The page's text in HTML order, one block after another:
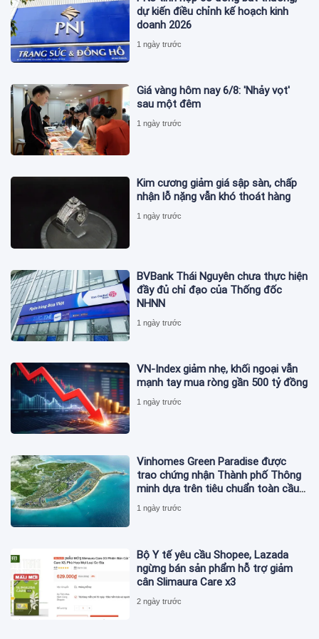
dự kiến điều chỉnh kế hoạch kinh
doanh 2026
1 ngày trước
Giá vàng hôm nay 6/8: 'Nhảy vọt'
sau một đêm
1 ngày trước
Kim cương giảm giá sập sàn, chấp
nhận lỗ nặng vẫn khó thoát hàng
1 ngày trước
BVBank Thái Nguyên chưa thực hiện
đầy đủ chỉ đạo của Thống đốc
NHNN
1 ngày trước
VN-Index giảm nhẹ, khối ngoại vẫn
mạnh tay mua ròng gần 500 tỷ đồng
1 ngày trước
Vinhomes Green Paradise được
trao chứng nhận Thành phố Thông
minh dựa trên tiêu chuẩn toàn cầu
ISO 37122
1 ngày trước
Bộ Y tế yêu cầu Shopee, Lazada
ngừng bán sản phẩm hỗ trợ giảm
cân Slimaura Care x3
2 ngày trước